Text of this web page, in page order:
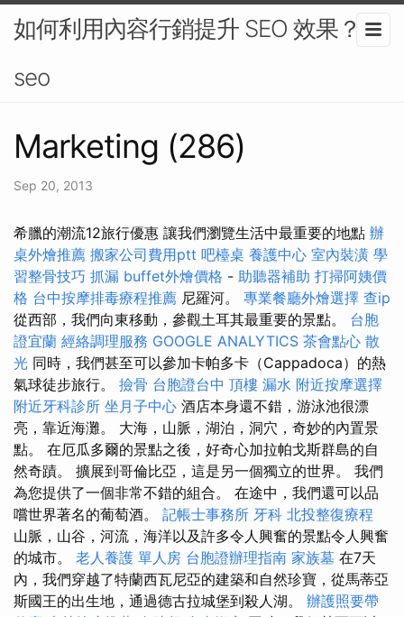
如何利用內容行銷提升 SEO 效果？-
seo
Marketing (286)
Sep 20, 2013
希臘的潮流12旅行優惠 讓我們瀏覽生活中最重要的地點 辦
桌外燴推薦 搬家公司費用ptt 吧檯桌 養護中心 室內裝潢 學
習整骨技巧 抓漏 buffet外燴價格 - 助聽器補助 打掃阿姨價
格 台中按摩排毒療程推薦 尼羅河。 專業餐廳外燴選擇 查ip
從西部，我們向東移動，參觀土耳其最重要的景點。 台胞
證宜蘭 經絡調理服務 GOOGLE ANALYTICS 茶會點心 散
光 同時，我們甚至可以參加卡帕多卡（Cappadoca）的熱
氣球徒步旅行。 撿骨 台胞證台中 頂樓 漏水 附近按摩選擇
附近牙科診所 坐月子中心 酒店本身還不錯，游泳池很漂
亮，靠近海灘。 大海，山脈，湖泊，洞穴，奇妙的內置景
點。 在厄瓜多爾的景點之後，好奇心加拉帕戈斯群島的自
然奇蹟。 擴展到哥倫比亞，這是另一個獨立的世界。 我們
為您提供了一個非常不錯的組合。 在途中，我們還可以品
嚐世界著名的葡萄酒。 記帳士事務所 牙科 北投整復療程
山脈，山谷，河流，海洋以及許多令人興奮的景點令人興奮
的城市。 老人養護 單人房 台胞證辦理指南 家族墓 在7天
內，我們穿越了特蘭西瓦尼亞的建築和自然珍寶，從馬蒂亞
斯國王的出生地，通過德古拉城堡到殺人湖。 辦護照要帶